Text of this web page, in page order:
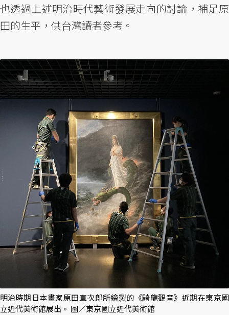
也透過上述明治時代藝術發展走向的討論，補足原
田的生平，供台灣讀者參考。
明治時期日本畫家原田直次郎所繪製的《騎龍觀音》近期在東京國
立近代美術館展出。 圖／東京國立近代美術館